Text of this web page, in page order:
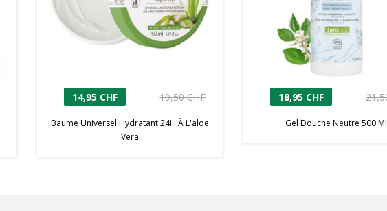
14,95 CHF 19,50 CHF
Baume Universel Hydratant 24H À L'aloe
Vera
18,95 CHF
Gel Douche Neutre 500 Ml